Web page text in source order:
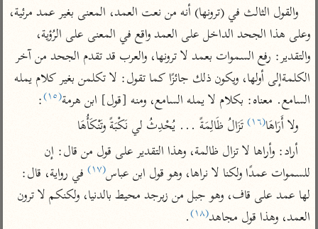
اشترك لتصلك أخبار مشاريعنا
راسلنا •تليجرام •تويتر
تعليمات •عن الباحث القرآني
والتقدير: رفع السموات بعمد لا ترونها، والعرب قد تقدم الجحد من آخر
السامع. معناه: بكلام لا يمله السامع، ومنه [قول] ابن هرمة(١٥)
:
ولا أَرَاهَا(١٦)
تَزَالُ ظَالِمَةً ... يُحْدِثُ لي نَكْبَةً وتَنْكَأُهَا
للسموات عمدًا ولكنا لا نراها، وهو قول ابن عباس(١٧)
العمد، وهذا قول مجاهد(١٨) .